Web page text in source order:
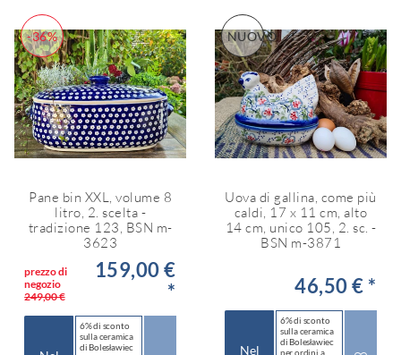
-36%
Pane bin XXL, volume 8
litro, 2. scelta -
tradizione 123, BSN m-
3623
prezzo di
negozio
249,00 €
159,00 €
*
6% di sconto
sulla ceramica
di Bolesławiec
NUOVO
Uova di gallina, come più
caldi, 17 x 11 cm, alto
14 cm, unico 105, 2. sc. -
BSN m-3871
46,50 € *
Nel
6% di sconto
sulla ceramica
di Bolesławiec
per ordini a